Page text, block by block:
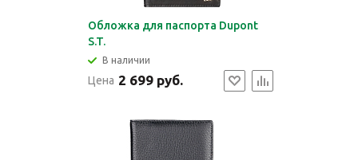
Обложка для паспорта Dupont
S.T.
В наличии
Цена 2 699 руб.